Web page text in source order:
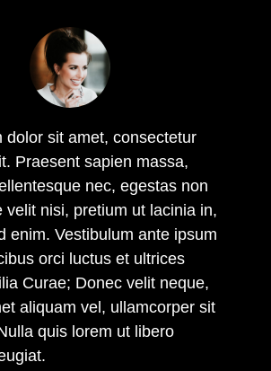
dolor sit amet, consectetur
Praesent sapien massa,
nec, egestas non
velit nisi, pretium ut lacinia in,
enim. Vestibulum ante ipsum
orci luctus et ultrices
Curae; Donec velit neque,
aliquam vel, ullamcorper sit
quis lorem ut libero